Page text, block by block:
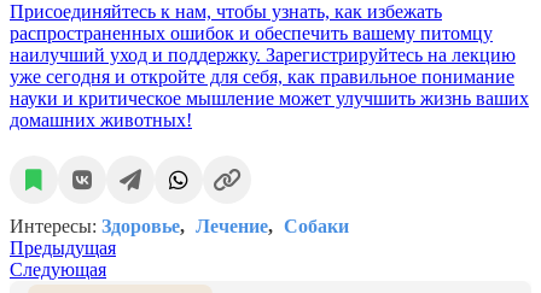
Присоединяйтесь к нам, чтобы узнать, как избежать
распространенных ошибок и обеспечить вашему питомцу
наилучший уход и поддержку. Зарегистрируйтесь на лекцию
уже сегодня и откройте для себя, как правильное понимание
науки и критическое мышление может улучшить жизнь ваших
домашних животных!
Интересы: Здоровье Лечение
Собаки
Предыдущая
Следующая